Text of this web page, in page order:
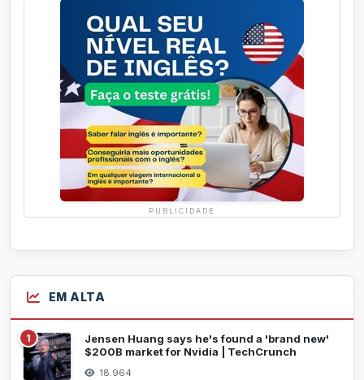
PUBLICIDADE
EM ALTA
1
Jensen Huang says he's found a 'brand new'
$200B market for Nvidia | TechCrunch
18.964